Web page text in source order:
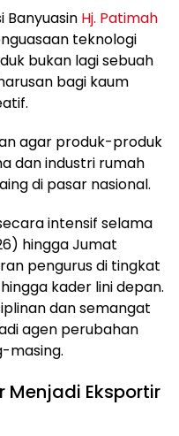
Banyuasin Hj. Patimah
teknologi
bukan lagi sebuah
bagi kaum
agar produk-produk
dan industri rumah
di pasar nasional.
intensif selama
hingga Jumat
pengurus di tingkat
kader lini depan.
dan semangat
agen perubahan
masing.
Menjadi Eksportir